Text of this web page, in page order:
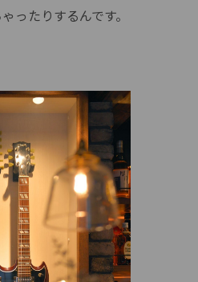
ったりするんです。